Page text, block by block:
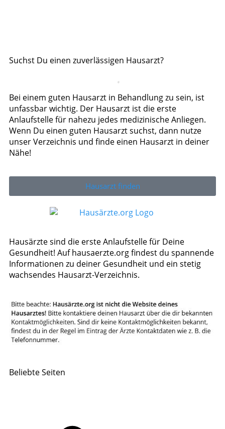
Suchst Du einen zuverlässigen Hausarzt?
Bei einem guten Hausarzt in Behandlung zu sein, ist
unfassbar wichtig. Der Hausarzt ist die erste
Anlaufstelle für nahezu jedes medizinische Anliegen.
Wenn Du einen guten Hausarzt suchst, dann nutze
unser Verzeichnis und finde einen Hausarzt in deiner
Nähe!
Hausarzt finden
Hausärzte sind die erste Anlaufstelle für Deine
Gesundheit! Auf hausaerzte.org findest du spannende
Informationen zu deiner Gesundheit und ein stetig
wachsendes Hausarzt-Verzeichnis.
Beliebte Seiten